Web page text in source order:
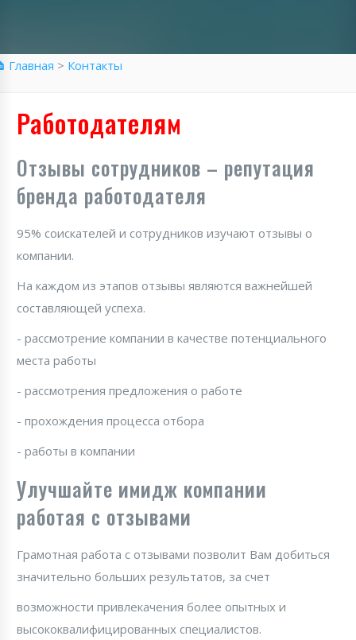
Главная > Контакты
Работодателям
Отзывы сотрудников – репутация
бренда работодателя
95% соискателей и сотрудников изучают отзывы о
компании.
На каждом из этапов отзывы являются важнейшей
составляющей успеха.
- рассмотрение компании в качестве потенциального
места работы
- рассмотрения предложения о работе
- прохождения процесса отбора
- работы в компании
Улучшайте имидж компании
работая с отзывами
Грамотная работа с отзывами позволит Вам добиться
значительно больших результатов, за счет
возможности привлекачения более опытных и
высококвалифицированных специалистов.